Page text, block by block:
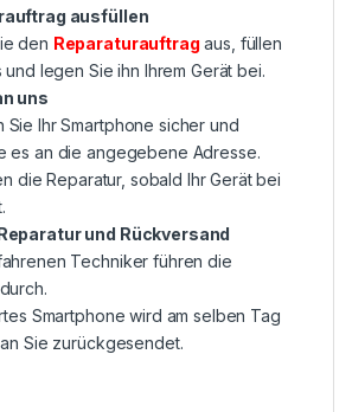
ausfüllen
den Reparaturauftrag aus, füllen
und legen Sie ihn Ihrem Gerät bei.
uns
Sie Ihr Smartphone sicher und
es an die angegebene Adresse.
die Reparatur, sobald Ihr Gerät bei
und Rückversand
Techniker führen die
Smartphone wird am selben Tag
Sie zurückgesendet.